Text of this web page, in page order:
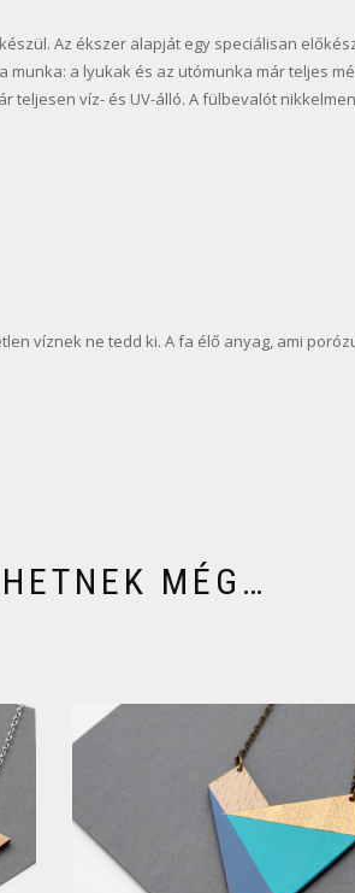
Az ékszer alapját egy speciálisan
a lyukak és az utómunka már teljes
víz- és UV-álló. A fülbevalót
víznek ne tedd ki. A fa élő anyag, ami
MÉG…